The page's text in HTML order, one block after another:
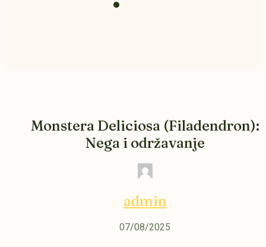
Monstera Deliciosa (Filadendron):
Nega i održavanje
admin
07/08/2025